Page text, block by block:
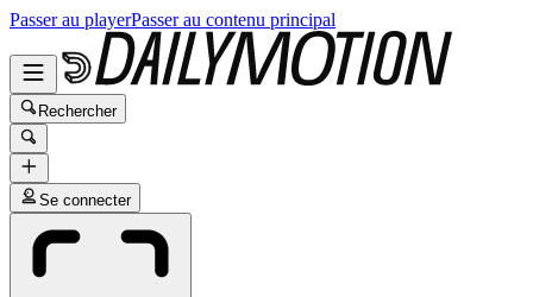
Passer au playerPasser au contenu principal
Rechercher
Se connecter